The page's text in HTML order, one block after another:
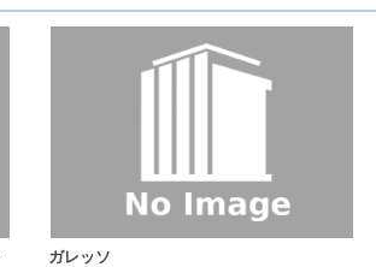
ガレッソ